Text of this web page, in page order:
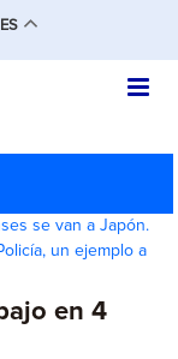
ES
se van a Japón.
un ejemplo a
en 4